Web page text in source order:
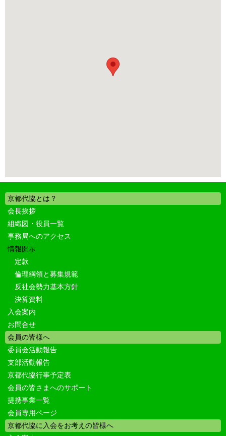
京都代協とは？
会長挨拶
組織図・役員一覧
事務局へのアクセス
情報開示
定款
倫理綱領と募集規範
反社会勢力基本方針
決算資料
入会案内
お問合せ
会員の皆様へ
委員会活動報告
支部活動報告
京都代協行事予定表
会員の皆さまへのサポート
提携事業一覧
会員専用ページ
京都代協に入会をお考えの皆様へ